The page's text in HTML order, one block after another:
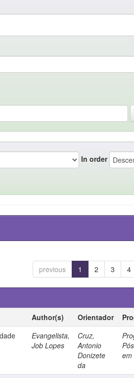
In order
previous 1 2 3 4
Author(s) Orientador
Evangelista,
Job Lopes
Cruz,
Antonio
Donizete
da
em